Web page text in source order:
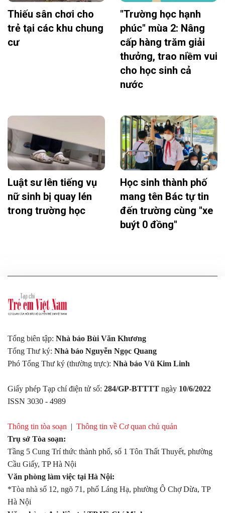
Thiếu sân chơi cho
trẻ tại các khu chung
cư
"Trường học hạnh
phúc" mùa 2: Nâng
cấp hàng trăm giải
thưởng, trao niềm vui
cho học sinh cả
nước
Luật sư lên tiếng vụ
nữ sinh bị quay lén
trong trường học
Học sinh thành phố
mang tên Bác tự tin
đến trường cùng "xe
buýt 0 đồng"
Tổng biên tập: Nhà báo Bùi Văn Khương
Tổng Thư ký: Nhà báo Nguyễn Ngọc Quang
Phó Tổng Thư ký (thường trực): Nhà báo Vũ Kim Linh
Giấy phép Tạp chí điện tử số: 284/GP-BTTTT ngày 10/6/2022
ISSN 3030 - 4989
Thông tin tòa soạn
Thông tin về Cơ quan chủ quản
Trụ sở Tòa soạn:
Tầng 5 Cung Trí thức thành phố, số 1 Tôn Thất Thuyết, phường
Cầu Giấy, TP Hà Nội
Văn phòng làm việc tại Hà Nội:
*Tòa nhà số 12, ngõ 71, phố Láng Hạ, phường Ô Chợ Dừa, TP
Hà Nội